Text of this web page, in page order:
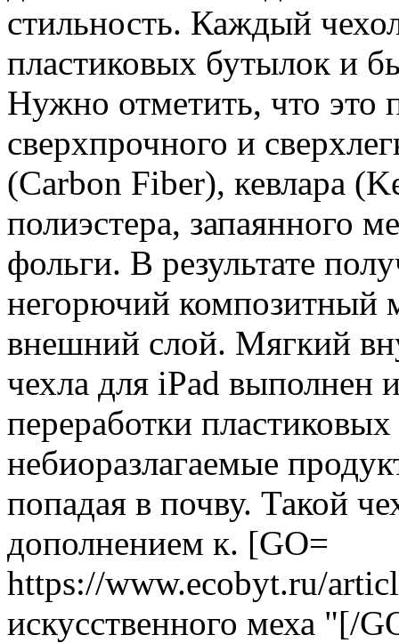
стильность. Каждый
пластиковых бутылок и
Нужно отметить, что это
сверхпрочного и
(Carbon Fiber), кевлара
полиэстера, запаянного
фольги. В результате
негорючий композитный
внешний слой. Мягкий
чехла для iPad выполнен
переработки
небиоразлагаемые
попадая в почву. Такой
дополнением к. [GO=
https://www.ecobyt.ru/
искусственного меха "[/